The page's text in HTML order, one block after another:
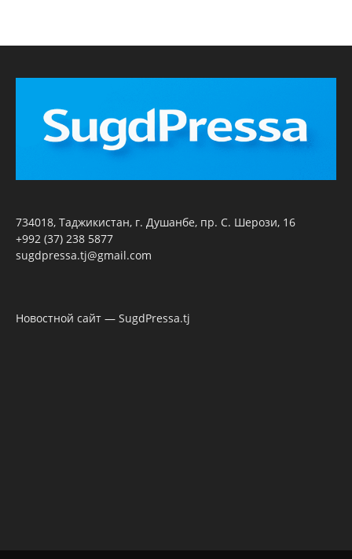
734018, Таджикистан, г. Душанбе, пр. С. Шерози, 16
+992 (37) 238 5877
sugdpressa.tj@gmail.com
Новостной сайт — SugdPressa.tj